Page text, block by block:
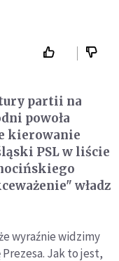
partii na
powoła
kierowanie
PSL w liście
władz
wyraźnie widzimy
Jak to jest,